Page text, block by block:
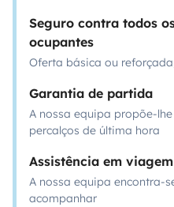
Seguro contra todos
ocupantes
Oferta básica ou
Garantia de partida
A nossa equipa propõe-
percalços de última hora
Assistência em
A nossa equipa encontra-
acompanhar